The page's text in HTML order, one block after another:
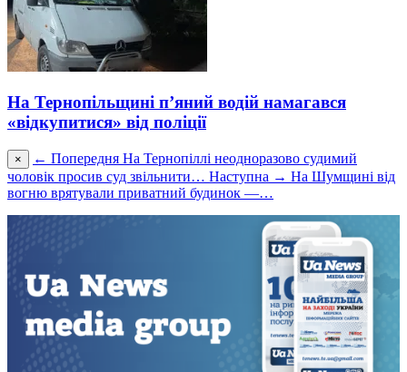
На Тернопільщині п’яний водій намагався
«відкупитися» від поліції
× ← Попередня На Тернопіллі неодноразово судимий
чоловік просив суд звільнити… Наступна → На Шумщині від
вогню врятували приватний будинок —…